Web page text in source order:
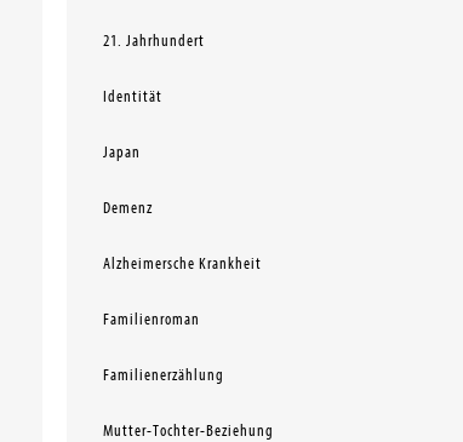
21. Jahrhundert
Identität
Japan
Demenz
Alzheimersche Krankheit
Familienroman
Familienerzählung
Mutter-Tochter-Beziehung